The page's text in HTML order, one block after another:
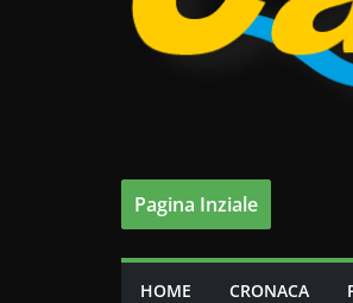
Pagina Inziale
HOME CRONACA